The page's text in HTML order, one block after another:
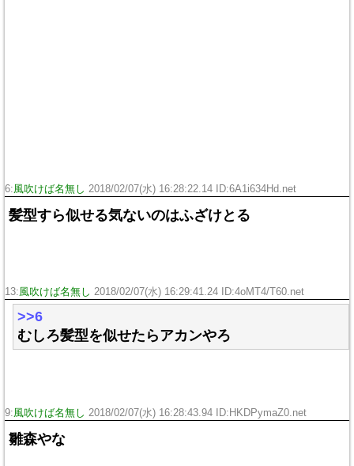
6:風吹けば名無し 2018/02/07(水) 16:28:22.14 ID:6A1i634Hd.net
髪型すら似せる気ないのはふざけとる
13:風吹けば名無し 2018/02/07(水) 16:29:41.24 ID:4oMT4/T60.net
>>6
むしろ髪型を似せたらアカンやろ
9:風吹けば名無し 2018/02/07(水) 16:28:43.94 ID: HKDPymaZ0.net
雛森やな